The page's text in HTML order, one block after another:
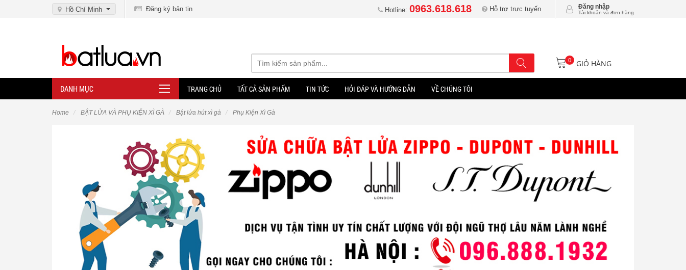
Hồ Chí Minh Đăng ký bản tin Hotline: 0963.618.618 Hỗ trợ trực tuyến Đăng nhập
Tài khoản và đơn hàng
0 GIỎ HÀNG
DANH MỤC TRANG CHỦ TẤT CẢ SẢN PHẨM TIN TỨC HỎI ĐÁP VÀ HƯỚNG DẪN VỀ CHÚNG TÔI
Home BẬT LỬA VÀ PHỤ KIỆN XÌ GÀ Bật lửa hút xì gà Phụ Kiện Xì Gà